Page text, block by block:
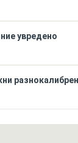
увредено